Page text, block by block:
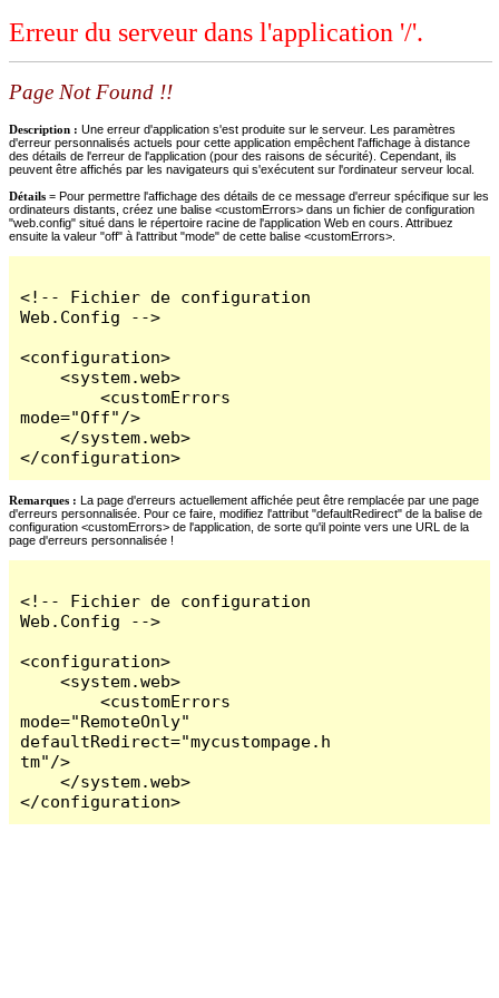
Erreur du serveur dans l'application '/'.
Page Not Found !!
Description : Une erreur d'application s'est produite sur le serveur. Les paramètres
d'erreur personnalisés actuels pour cette application empêchent l'affichage à distance
des détails de l'erreur de l'application (pour des raisons de sécurité). Cependant, ils
peuvent être affichés par les navigateurs qui s'exécutent sur l'ordinateur serveur local.
Détails = Pour permettre l'affichage des détails de ce message d'erreur spécifique sur les
ordinateurs distants, créez une balise <customErrors> dans un fichier de configuration
"web.config" situé dans le répertoire racine de l'application Web en cours. Attribuez
ensuite la valeur "off" à l'attribut "mode" de cette balise <customErrors>.
<!-- Fichier de configuration
Web.Config -->
<configuration>
    <system.web>
        <customErrors
mode="Off"/>
    </system.web>
</configuration>
Remarques : La page d'erreurs actuellement affichée peut être remplacée par une page
d'erreurs personnalisée. Pour ce faire, modifiez l'attribut "defaultRedirect" de la balise de
configuration <customErrors> de l'application, de sorte qu'il pointe vers une URL de la
page d'erreurs personnalisée !
<!-- Fichier de configuration
Web.Config -->
<configuration>
    <system.web>
        <customErrors
mode="RemoteOnly"
defaultRedirect="mycustompage.h
tm"/>
    </system.web>
</configuration>